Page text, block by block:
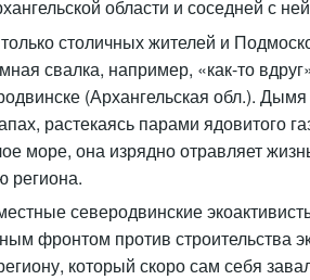
области и соседней с
столичных жителей и
свалка, например, «как-то
(Архангельская обл.).
растекаясь парами ядовитого
море, она изрядно отравляет
региона.
северодвинские
фронтом против строительства
который скоро сам себя